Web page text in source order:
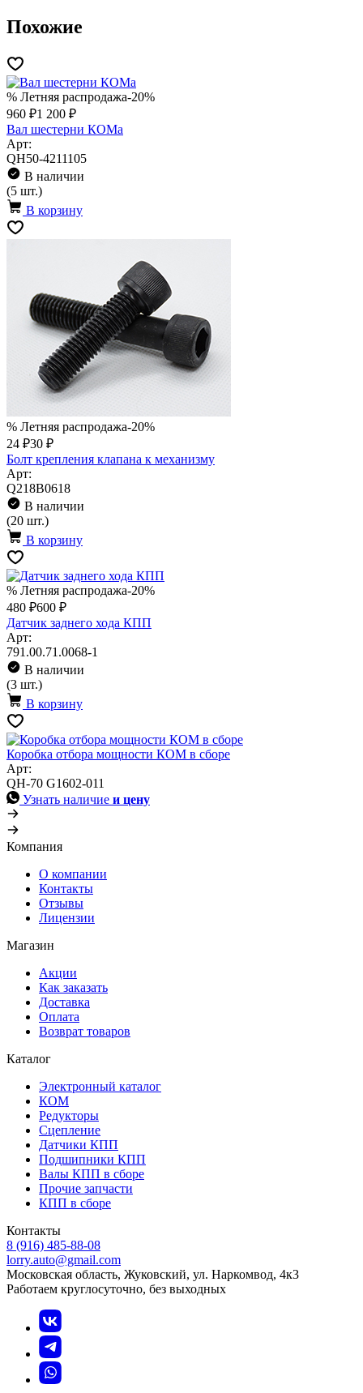
Похожие
% Летняя распродажа-20%
960 ₽1 200 ₽
Вал шестерни КОМа
Арт:
QH50-4211105
В наличии
(5 шт.)
В корзину
% Летняя распродажа-20%
24 ₽30 ₽
Болт крепления клапана к механизму
Арт:
Q218B0618
В наличии
(20 шт.)
В корзину
% Летняя распродажа-20%
480 ₽600 ₽
Датчик заднего хода КПП
Арт:
791.00.71.0068-1
В наличии
(3 шт.)
В корзину
Коробка отбора мощности КОМ в сборе
Арт:
QH-70 G1602-011
Узнать наличие и цену
Компания
О компании
Контакты
Отзывы
Лицензии
Магазин
Акции
Как заказать
Доставка
Оплата
Возврат товаров
Каталог
Электронный каталог
КОМ
Редукторы
Сцепление
Датчики КПП
Подшипники КПП
Валы КПП в сборе
Прочие запчасти
КПП в сборе
Контакты
8 (916) 485-88-08
lorry.auto@gmail.com
Московская область, Жуковский, ул. Наркомвод, 4к3
Работаем круглосуточно, без выходных